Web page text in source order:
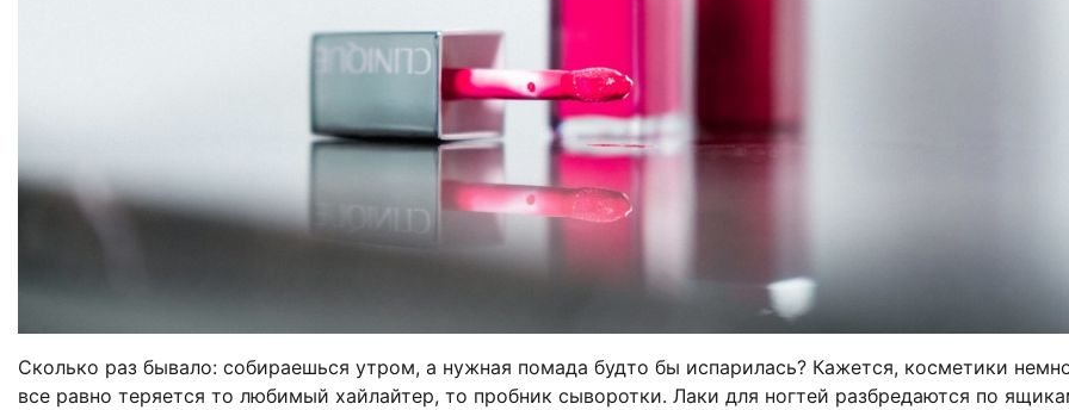
Сколько раз бывало: собираешься утром, а нужная помада будто бы испарилась? Кажется, косметики
все равно теряется то любимый хайлайтер, то пробник сыворотки. Лаки для ногтей разбредаются по